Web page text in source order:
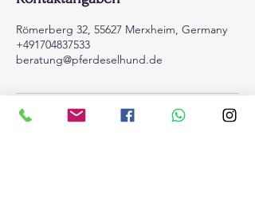
Römerberg 32, 55627 Merxheim, Germany
+491704837533
beratung@pferdeselhund.de